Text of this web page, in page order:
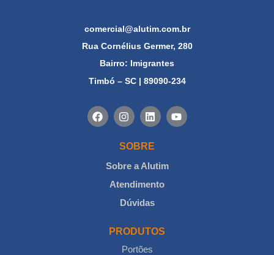
comercial@alutim.com.br
Rua Cornélius Germer, 280
Bairro: Imigrantes
Timbó – SC | 89090-234
SOBRE
Sobre a Alutim
Atendimento
Dúvidas
PRODUTOS
Portões